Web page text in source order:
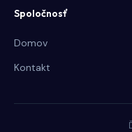
Spoločnosť
Domov
Kontakt